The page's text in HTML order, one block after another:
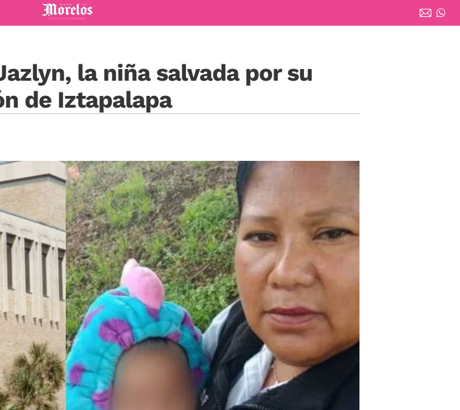
Diario de Morelos
la niña salvada por su
de Iztapalapa